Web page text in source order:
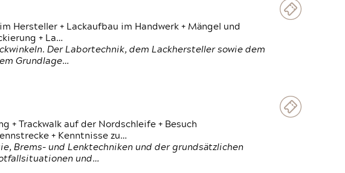
Hersteller + Lackaufbau im Handwerk + Mängel und
+ La…
Der Labortechnik, dem Lackhersteller sowie dem
Grundlage…
+ Trackwalk auf der Nordschleife + Besuch
+ Kenntnisse zu…
Brems- und Lenktechniken und der grundsätzlichen
und…